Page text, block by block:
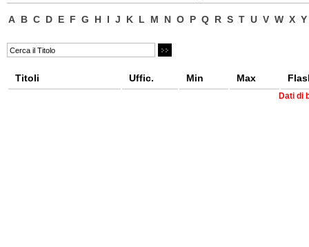
A B C D E F G H I J K L M N O P Q R S T U V W X Y
Titoli Uffic. Min Max
Dati di